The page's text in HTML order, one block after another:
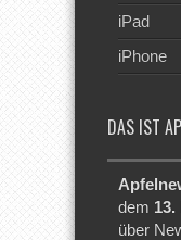
iPad
iPhone
DAS IST
dem 13.
über